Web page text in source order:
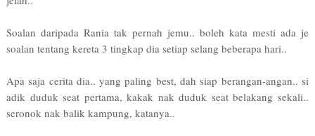
Soalan daripada Rania tak pernah jemu.. boleh kata mesti ada je
soalan tentang kereta 3 tingkap dia setiap selang beberapa hari..
Apa saja cerita dia.. yang paling best, dah siap berangan-angan.. si
adik duduk seat pertama, kakak nak duduk seat belakang sekali..
seronok nak balik kampung, katanya..